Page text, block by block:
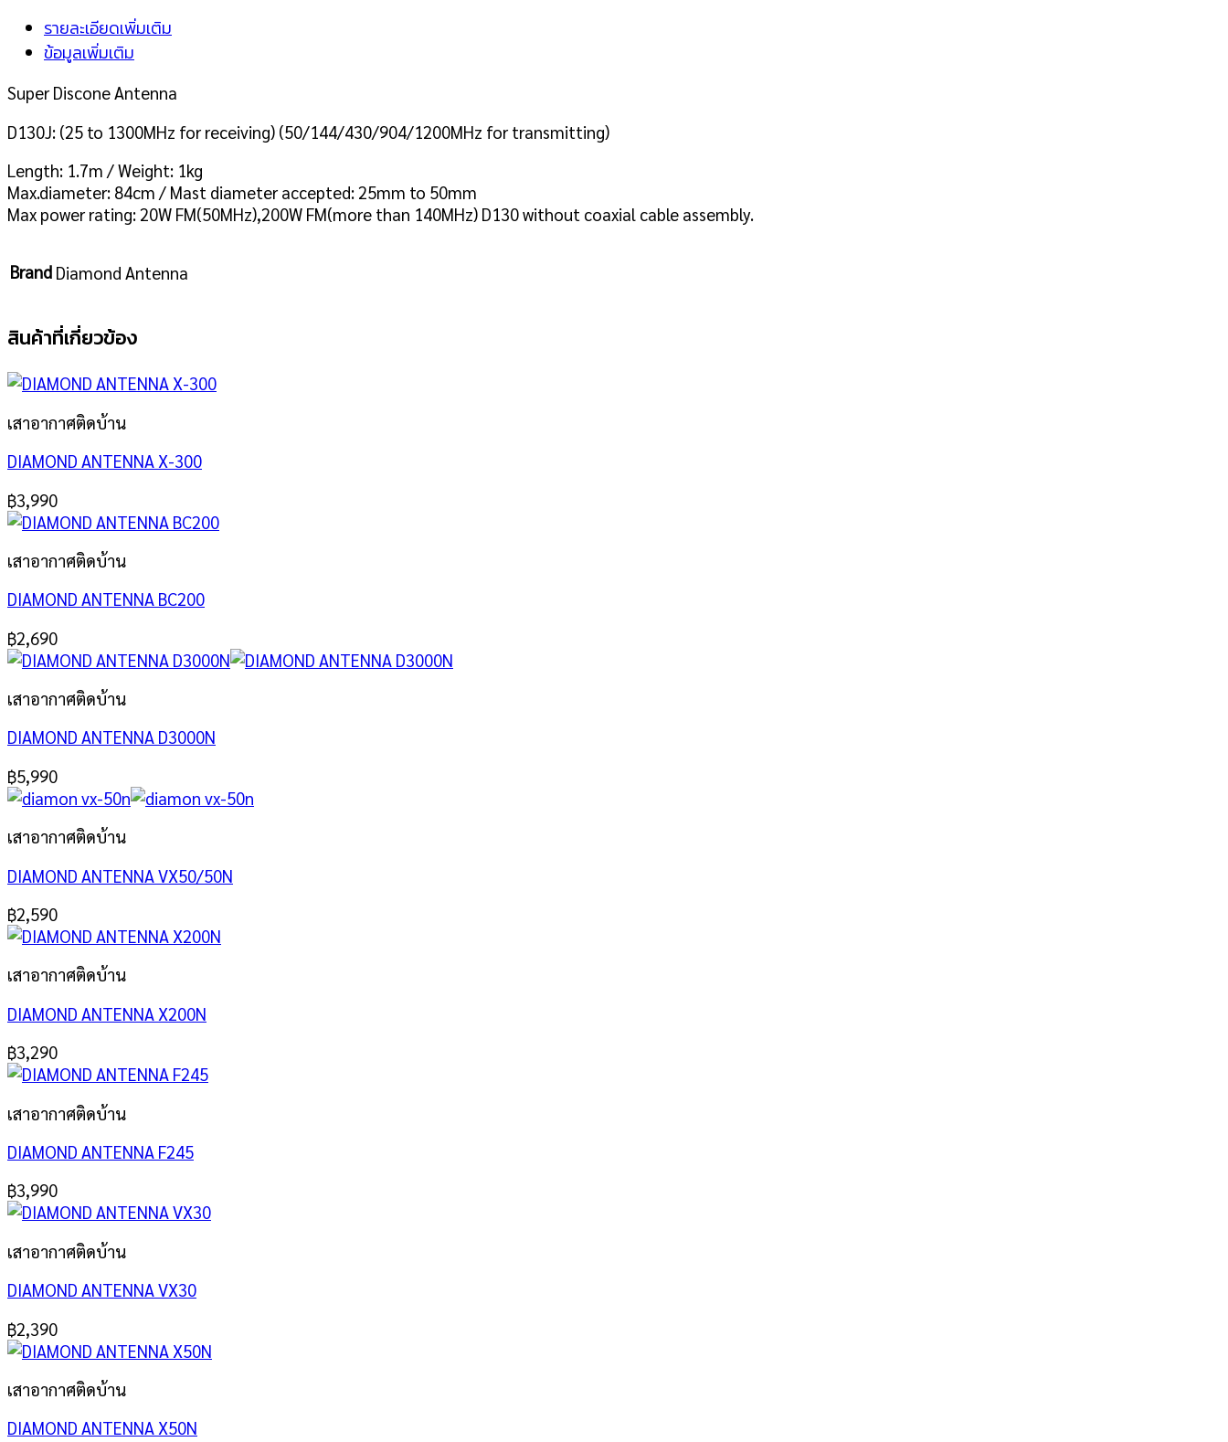
รายละเอียดเพิ่มเติม
ข้อมูลเพิ่มเติม
Super Discone Antenna
D130J: (25 to 1300MHz for receiving) (50/144/430/904/1200MHz for transmitting)
Length: 1.7m / Weight: 1kg
Max.diameter: 84cm / Mast diameter accepted: 25mm to 50mm
Max power rating: 20W FM(50MHz),200W FM(more than 140MHz) D130 without coaxial cable assembly.
Brand Diamond Antenna
สินค้าที่เกี่ยวข้อง
เสาอากาศติดบ้าน
DIAMOND ANTENNA X-300
฿3,990
เสาอากาศติดบ้าน
DIAMOND ANTENNA BC200
฿2,690
เสาอากาศติดบ้าน
DIAMOND ANTENNA D3000N
฿5,990
เสาอากาศติดบ้าน
DIAMOND ANTENNA VX50/50N
฿2,590
เสาอากาศติดบ้าน
DIAMOND ANTENNA X200N
฿3,290
เสาอากาศติดบ้าน
DIAMOND ANTENNA F245
฿3,990
เสาอากาศติดบ้าน
DIAMOND ANTENNA VX30
฿2,390
เสาอากาศติดบ้าน
DIAMOND ANTENNA X50N